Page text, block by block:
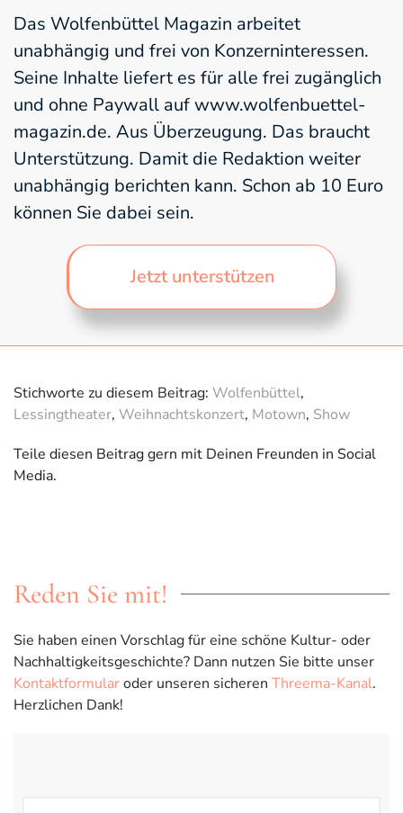
Das Wolfenbüttel Magazin arbeitet
unabhängig und frei von Konzerninteressen.
Seine Inhalte liefert es für alle frei zugänglich
und ohne Paywall auf www.wolfenbuettel-
magazin.de. Aus Überzeugung. Das braucht
Unterstützung. Damit die Redaktion weiter
unabhängig berichten kann. Schon ab 10 Euro
können Sie dabei sein.
Jetzt unterstützen
Stichworte zu diesem Beitrag: Wolfenbüttel,
Lessingtheater, Weihnachtskonzert, Motown, Show
Teile diesen Beitrag gern mit Deinen Freunden in Social
Media.
Reden Sie mit!
Sie haben einen Vorschlag für eine schöne Kultur- oder
Nachhaltigkeitsgeschichte? Dann nutzen Sie bitte unser
Kontaktformularoder unseren sicheren Threema-Kanal.
Herzlichen Dank!